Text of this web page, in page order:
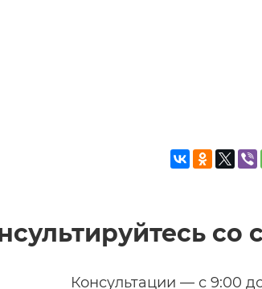
со
Консультации — с 9:00